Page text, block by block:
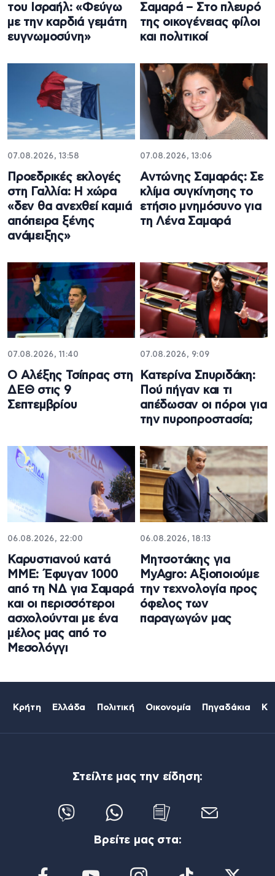
του Ισραήλ: «Φεύγω
με την καρδιά γεμάτη
ευγνωμοσύνη»
Σαμαρά – Στο πλευρό
της οικογένειας φίλοι
και πολιτικοί
07.08.2026, 13:58
Προεδρικές εκλογές
στη Γαλλία: Η χώρα
«δεν θα ανεχθεί καμιά
απόπειρα ξένης
ανάμειξης»
07.08.2026, 13:06
Αντώνης Σαμαράς: Σε
κλίμα συγκίνησης το
ετήσιο μνημόσυνο για
τη Λένα Σαμαρά
07.08.2026, 11:40
Ο Αλέξης Τσίπρας στη
ΔΕΘ στις 9
Σεπτεμβρίου
07.08.2026, 9:09
Κατερίνα Σπυριδάκη:
Πού πήγαν και τι
απέδωσαν οι πόροι για
την πυροπροστασία;
06.08.2026, 22:00
Καρυστιανού κατά
ΜΜΕ: Έφυγαν 1000
από τη ΝΔ για Σαμαρά
και οι περισσότεροι
ασχολούνται με ένα
μέλος μας από το
Μεσολόγγι
06.08.2026, 18:13
Μητσοτάκης για
MyAgro: Αξιοποιούμε
την τεχνολογία προς
όφελος των
παραγωγών μας
Κρήτη Ελλάδα Πολιτική Οικονομία Πηγαδάκια
Στείλτε μας την είδηση:
Βρείτε μας στα: